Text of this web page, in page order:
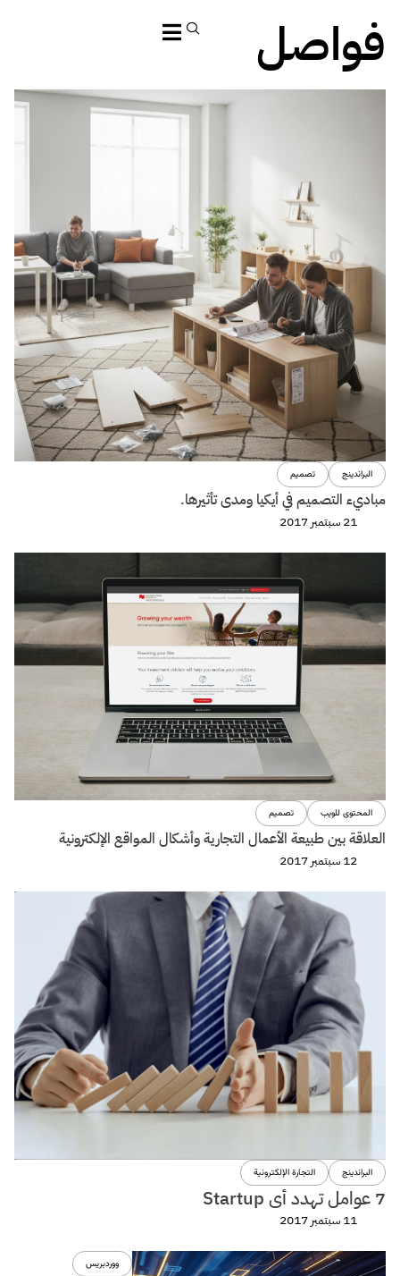
فواصل
البراندينج تصميم
مباديء التصميم في أيكيا ومدى تأثيرها.
21 سبتمبر 2017
المحتوى للويب تصميم
العلاقة بين طبيعة الأعمال التجارية وأشكال المواقع الإلكترونية
12 سبتمبر 2017
البراندينج التجارة الإلكترونية
7 عوامل تهدد أى Startup
11 سبتمبر 2017
ووردبريس